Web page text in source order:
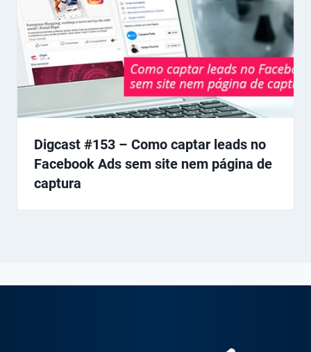
Digcast #153 – Como captar leads no
Facebook Ads sem site nem página de
captura